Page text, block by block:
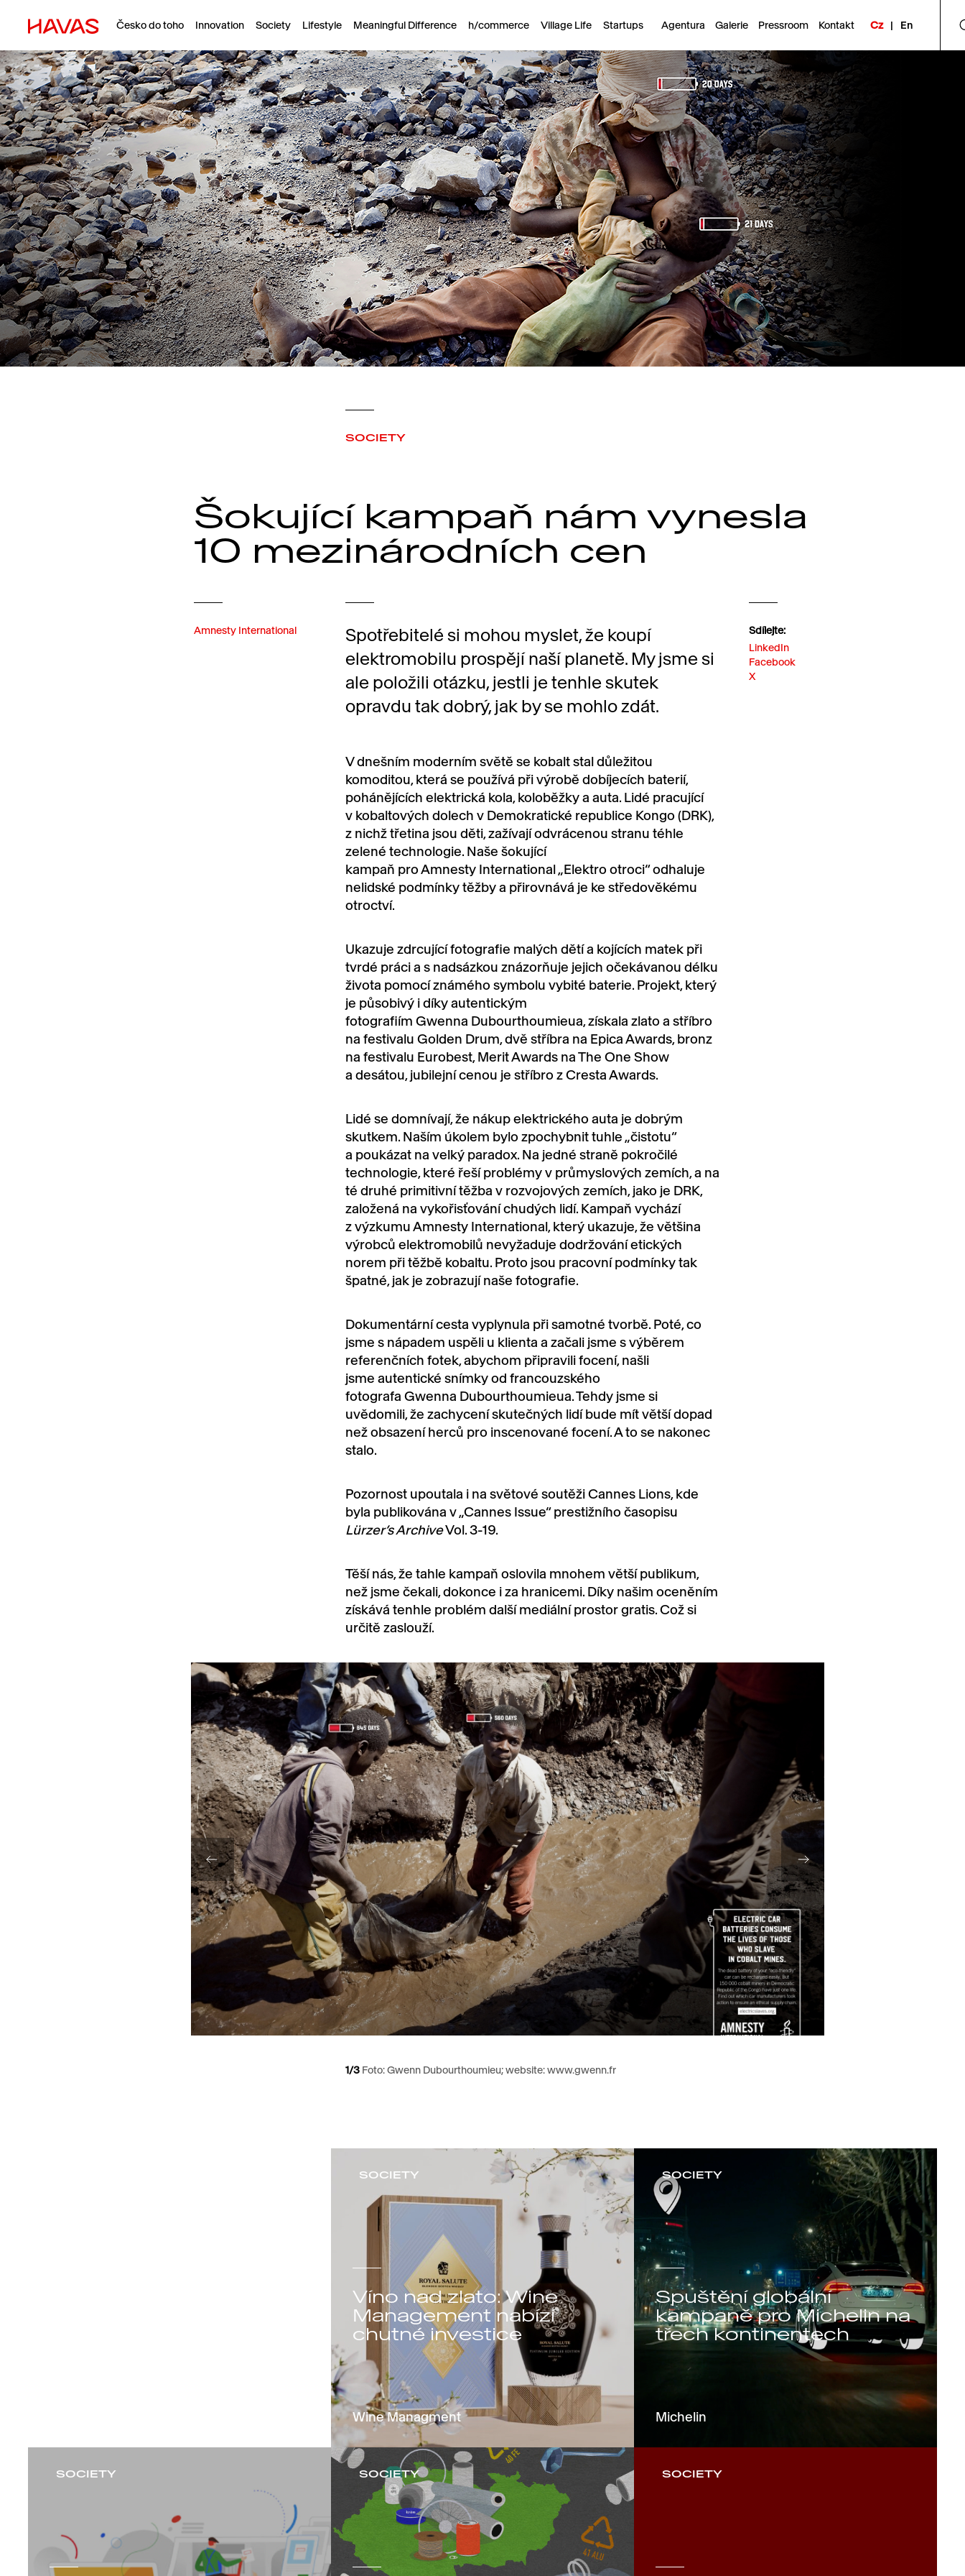
Česko do toho Innovation Society Lifestyle Meaningful Difference h/commerce Village Life Startups Agentura Galerie Pressroom Kontakt Cz | En
SOCIETY
Šokující kampaň nám vynesla
10 mezinárodních cen
Amnesty International
Spotřebitelé si mohou myslet, že koupí
elektromobilu prospějí naší planetě. My jsme si
ale položili otázku, jestli je tenhle skutek
opravdu tak dobrý, jak by se mohlo zdát.
Sdílejte:
LinkedIn
Facebook
X
V dnešním moderním světě se kobalt stal důležitou
komoditou, která se používá při výrobě dobíjecích baterií,
pohánějících elektrická kola, koloběžky a auta. Lidé pracující
v kobaltových dolech v Demokratické republice Kongo (DRK),
z nichž třetina jsou děti, zažívají odvrácenou stranu téhle
zelené technologie. Naše šokující
kampaň pro Amnesty International „Elektro otroci“ odhaluje
nelidské podmínky těžby a přirovnává je ke středověkému
otroctví.
Ukazuje zdrcující fotografie malých dětí a kojících matek při
tvrdé práci a s nadsázkou znázorňuje jejich očekávanou délku
života pomocí známého symbolu vybité baterie. Projekt, který
je působivý i díky autentickým
fotografiím Gwenna Dubourthoumieua, získala zlato a stříbro
na festivalu Golden Drum, dvě stříbra na Epica Awards, bronz
na festivalu Eurobest, Merit Awards na The One Show
a desátou, jubilejní cenou je stříbro z Cresta Awards.
Lidé se domnívají, že nákup elektrického auta je dobrým
skutkem. Naším úkolem bylo zpochybnit tuhle „čistotu“
a poukázat na velký paradox. Na jedné straně pokročilé
technologie, které řeší problémy v průmyslových zemích, a na
té druhé primitivní těžba v rozvojových zemích, jako je DRK,
založená na vykořisťování chudých lidí. Kampaň vychází
z výzkumu Amnesty International, který ukazuje, že většina
výrobců elektromobilů nevyžaduje dodržování etických
norem při těžbě kobaltu. Proto jsou pracovní podmínky tak
špatné, jak je zobrazují naše fotografie.
Dokumentární cesta vyplynula při samotné tvorbě. Poté, co
jsme s nápadem uspěli u klienta a začali jsme s výběrem
referenčních fotek, abychom připravili focení, našli
jsme autentické snímky od francouzského
fotografa Gwenna Dubourthoumieua. Tehdy jsme si
uvědomili, že zachycení skutečných lidí bude mít větší dopad
než obsazení herců pro inscenované focení. A to se nakonec
stalo.
Pozornost upoutala i na světové soutěži Cannes Lions, kde
byla publikována v „Cannes Issue“ prestižního časopisu
Lürzer’s ArchiveVol. 3-19.
Těší nás, že tahle kampaň oslovila mnohem větší publikum,
než jsme čekali, dokonce i za hranicemi. Díky našim oceněním
získává tenhle problém další mediální prostor gratis. Což si
určitě zaslouží.
1/3 Foto: Gwenn Dubourthoumieu; website: www.gwenn.fr
SOCIETY
Víno nad zlato: Wine
Management nabízí
chutné investice
Wine Managment
SOCIETY
Spuštění globální
kampaně pro Michelin na
třech kontinentech
Michelin
SOCIETY SOCIETY SOCIETY